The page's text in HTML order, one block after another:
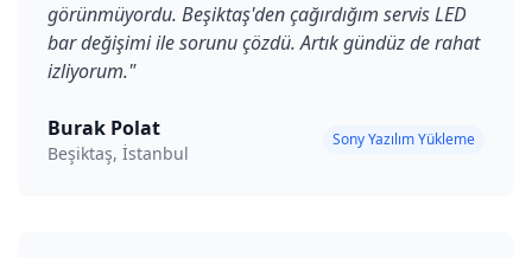
görünmüyordu. Beşiktaş'den çağırdığım servis LED
bar değişimi ile sorunu çözdü. Artık gündüz de rahat
izliyorum."
Burak Polat
Beşiktaş, İstanbul
Sony Yazılım Yükleme